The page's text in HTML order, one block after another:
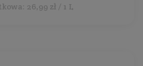
26,99 zł / 1 L